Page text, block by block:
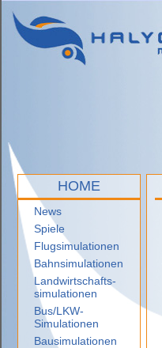
HOME
News
Spiele
Flugsimulationen
Bahnsimulationen
Landwirtschafts-
simulationen
Bus/LKW-
Simulationen
Bausimulationen